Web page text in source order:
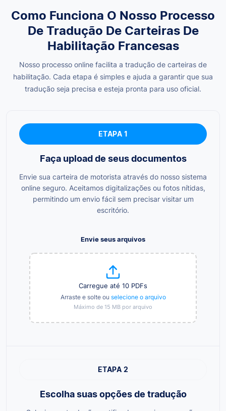
Como Funciona O Nosso Processo
De Tradução De Carteiras De
Habilitação Francesas
Nosso processo online facilita a tradução de carteiras de
habilitação. Cada etapa é simples e ajuda a garantir que sua
tradução seja precisa e esteja pronta para uso oficial.
ETAPA 1
Faça upload de seus documentos
Envie sua carteira de motorista através do nosso sistema
online seguro. Aceitamos digitalizações ou fotos nítidas,
permitindo um envio fácil sem precisar visitar um
escritório.
Envie seus arquivos
Carregue até 10 PDFs
Arraste e solte ou selecione o arquivo
Máximo de 15 MB por arquivo
ETAPA 2
Escolha suas opções de tradução